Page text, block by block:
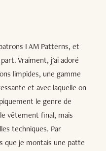
I AM Patterns, et
Vraiment, j'ai adoré
limpides, une gamme
et avec laquelle on
le genre de
vêtement final, mais
techniques. Par
que je montais une patte